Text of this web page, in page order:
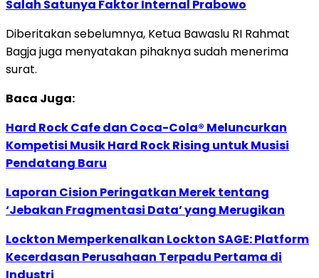
Salah Satunya Faktor Internal Prabowo
Diberitakan sebelumnya, Ketua Bawaslu RI Rahmat
Bagja juga menyatakan pihaknya sudah menerima
surat.
Baca Juga:
Hard Rock Cafe dan Coca-Cola® Meluncurkan
Kompetisi Musik Hard Rock Rising untuk Musisi
Pendatang Baru
Laporan Cision Peringatkan Merek tentang
‘Jebakan Fragmentasi Data’ yang Merugikan
Lockton Memperkenalkan Lockton SAGE: Platform
Kecerdasan Perusahaan Terpadu Pertama di
Industri